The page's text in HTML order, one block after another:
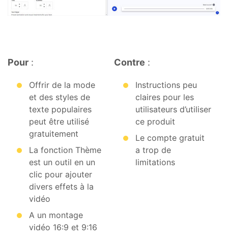
Pour :
Offrir de la mode
et des styles de
texte populaires
peut être utilisé
gratuitement
La fonction Thème
est un outil en un
clic pour ajouter
divers effets à la
vidéo
A un montage
vidéo 16:9 et 9:16
Contre :
Instructions peu
claires pour les
utilisateurs d’utiliser
ce produit
Le compte gratuit
a trop de
limitations